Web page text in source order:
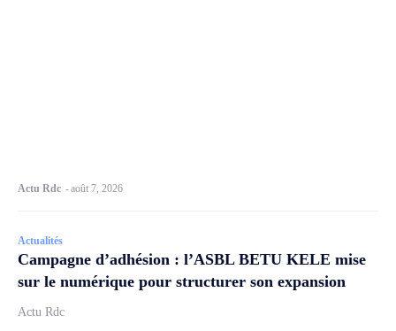
Actu Rdc -août 7, 2026
Actualités
Campagne d’adhésion : l’ASBL BETU KELE mise
sur le numérique pour structurer son expansion
Actu Rdc